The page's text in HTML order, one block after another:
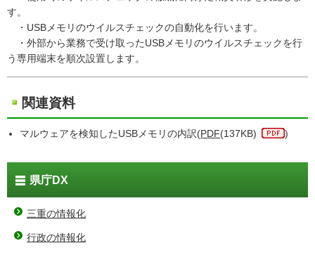
す。
・USBメモリのウイルスチェックの自動化を行います。
・外部から業務で受け取ったUSBメモリのウイルスチェックを行
う専用端末を順次設置します。
関連資料
マルウェアを検知したUSBメモリの内訳(PDF(137KB) )
県庁DX
三重の情報化
行政の情報化